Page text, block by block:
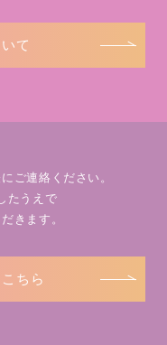
て
ご連絡ください。
たうえで
きます。
ちら